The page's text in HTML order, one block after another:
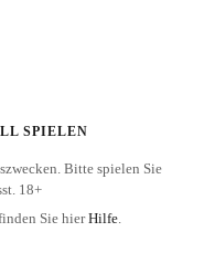
SPIELEN
Bitte spielen Sie
18+
Sie hierHilfe.